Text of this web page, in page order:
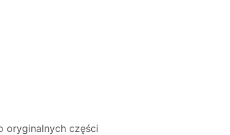
oryginalnych części